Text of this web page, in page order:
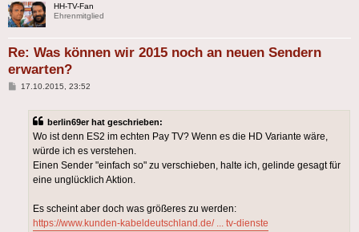
HH-TV-Fan
Ehrenmitglied
Re: Was können wir 2015 noch an neuen Sendern
erwarten?
Beitrag
17.10.2015, 23:52
berlin69er hat geschrieben:
Wo ist denn ES2 im echten Pay TV? Wenn es die HD Variante wäre,
würde ich es verstehen.
Einen Sender "einfach so" zu verschieben, halte ich, gelinde gesagt für
eine unglücklich Aktion.
Es scheint aber doch was größeres zu werden:
https://www.kunden-kabeldeutschland.de/ ... tv-dienste